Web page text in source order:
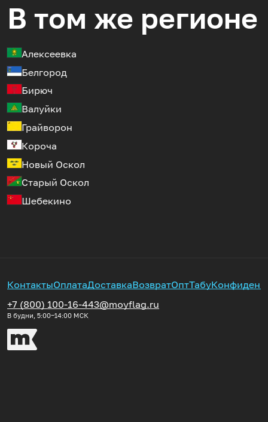
В том же регионе
Алексеевка
Белгород
Бирюч
Валуйки
Грайворон
Короча
Новый Оскол
Старый Оскол
Шебекино
КонтактыОплатаДоставкаВозвратОптТабу
+7 (800) 100-16-44
В будни, 5:00‒14:00 МСК
3@moyflag.ru